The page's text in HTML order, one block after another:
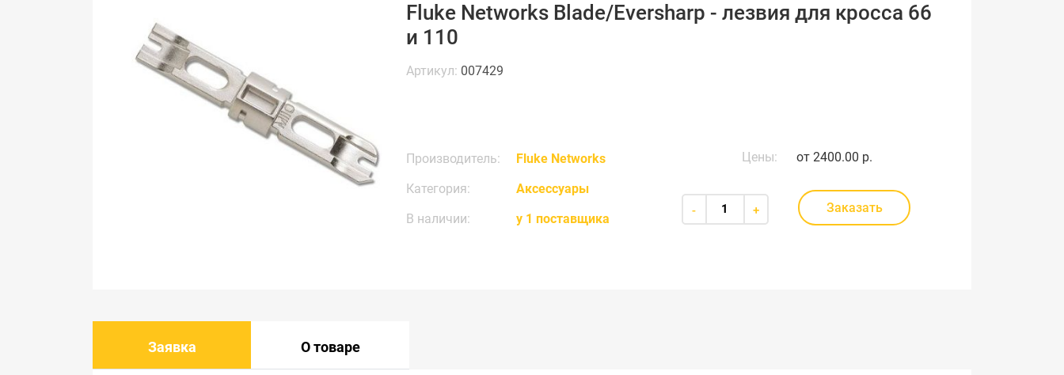
Fluke Networks Blade/Eversharp - лезвия для кросса 66
и 110
Артикул: 007429
Производитель:
Fluke Networks
Категория:
Аксессуары
В наличии:
у 1 поставщика
Цены: от 2400.00 р.
- + Заказать
Заявка О товаре